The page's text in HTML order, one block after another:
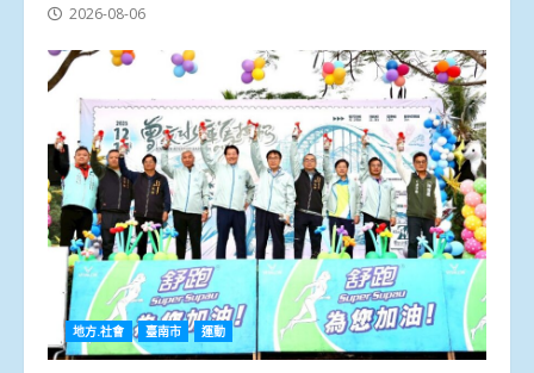
2026-08-06
地方.社會 臺南市 運動